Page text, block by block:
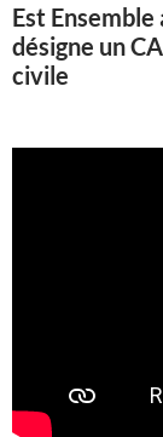
Est
désigne un
civile